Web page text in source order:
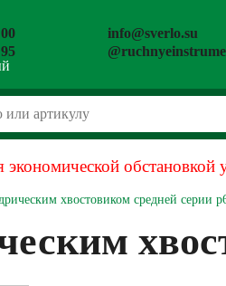
info@sverlo.su
обстановкой
хвостовиком средней серии